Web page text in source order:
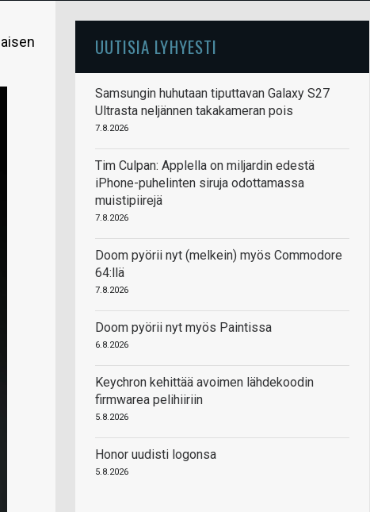
UUTISIA LYHYESTI
Samsungin huhutaan tiputtavan Galaxy S27
Ultrasta neljännen takakameran pois
7.8.2026
Tim Culpan: Applella on miljardin edestä
iPhone-puhelinten siruja odottamassa
muistipiirejä
7.8.2026
Doom pyörii nyt (melkein) myös Commodore
64:llä
7.8.2026
Doom pyörii nyt myös Paintissa
6.8.2026
Keychron kehittää avoimen lähdekoodin
firmwarea pelihiiriin
5.8.2026
Honor uudisti logonsa
5.8.2026